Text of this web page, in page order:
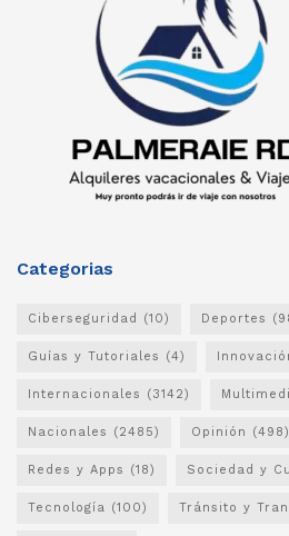
Categorias
Ciberseguridad (10) Deportes
Guías y Tutoriales (4)
Internacionales (3142)
Nacionales (2485) Opinión (498)
Redes y Apps (18) Sociedad y
Tecnología (100) Tránsito y